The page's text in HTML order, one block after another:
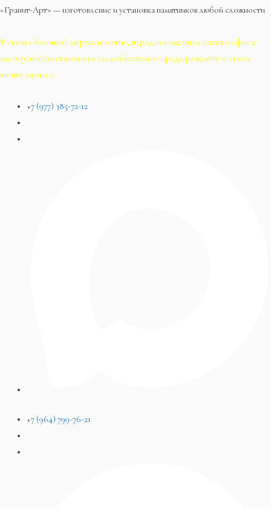
«Гранит-Арт» — изготовление и установка памятников любой сложности
В связи с большой загруженностью, перед посещением нашего офиса/
мастерской/выставочного зала обязательно предупреждайте о своём
визите заранее.
+7 (977) 385-72-12
+7 (964) 799-76-21